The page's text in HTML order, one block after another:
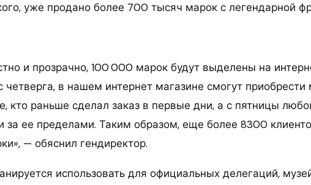
уже продано более 700 тысяч марок с легендарной
и прозрачно, 100 000 марок будут выделены на
четверга, в нашем интернет магазине смогут приобрести
кто раньше сделал заказ в первые дни, а с пятницы
за ее пределами. Таким образом, еще более 8300
— обяснил гендиректор.
использовать для официальных делегаций,